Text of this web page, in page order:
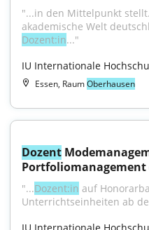
"...in den Mittelpunkt
Dozent:in..."
IU Internationale
Essen, RaumOberhausen
Dozent
Portfoliomanagement
"...Dozent:in auf
Unterrichtseinheiten ab